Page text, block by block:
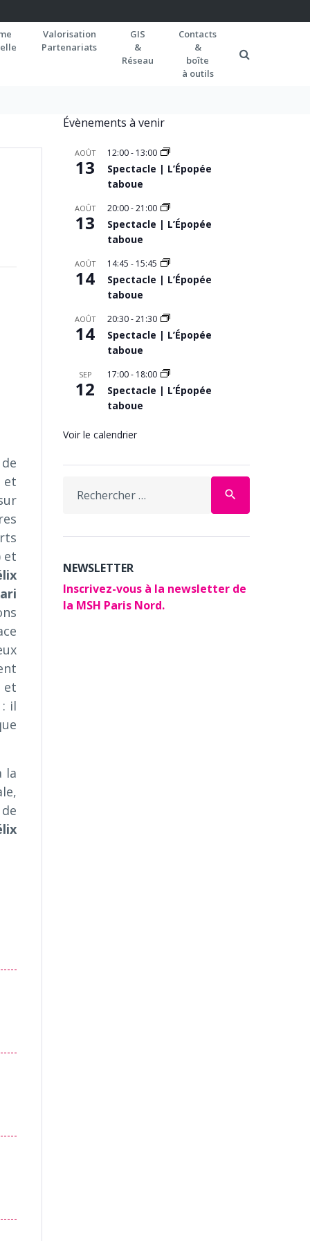
Valorisation
Partenariats
GIS
&
Réseau
Contacts
&
boîte
à outils
et
et
et
il
la
Évènements à venir
AOÛT
13
12:00- 13:00
Spectacle | L’Épopée
taboue
AOÛT
13
20:00-21:00
Spectacle | L’Épopée
taboue
AOÛT
14
14:45 - 15:45
Spectacle | L’Épopée
taboue
AOÛT
14
20:30-21:30
Spectacle | L’Épopée
taboue
SEP
12
17:00- 18:00
Spectacle | L’Épopée
taboue
Voir le calendrier
for:
search
NEWSLETTER
Inscrivez-vous à la newsletter de
la MSH Paris Nord.